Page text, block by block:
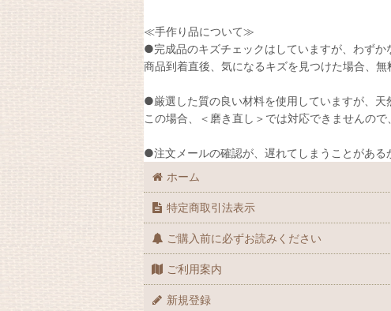
≪手作り品について≫
●完成品のキズチェックはしていますが、わずか
商品到着直後、気になるキズを見つけた場合、
●厳選した質の良い材料を使用していますが、天
この場合、＜磨き直し＞では対応できませんの
●注文メールの確認が、遅れてしまうことがある
ホーム
特定商取引法表示
ご購入前に必ずお読みください
ご利用案内
新規登録